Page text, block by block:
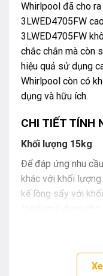
Whirlpool đã cho
3LWED4705FW
3LWED4705FW
chắc chắn mà còn
hiệu quả sử dụng
Whirlpool còn có
dụng và hữu ích.
CHI TIẾT TÍNH
Khối lượng 15kg
Để đáp ứng nhu
khác với khối
kế lồng sấy với